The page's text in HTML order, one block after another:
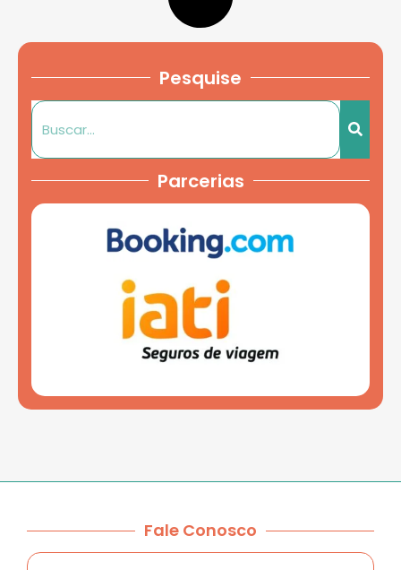
Pesquise
Parcerias
Fale Conosco